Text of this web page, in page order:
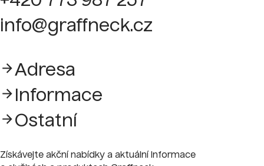
info@graffneck.cz
Adresa
Informace
Ostatní
Získávejte akční nabídky a aktuální informace